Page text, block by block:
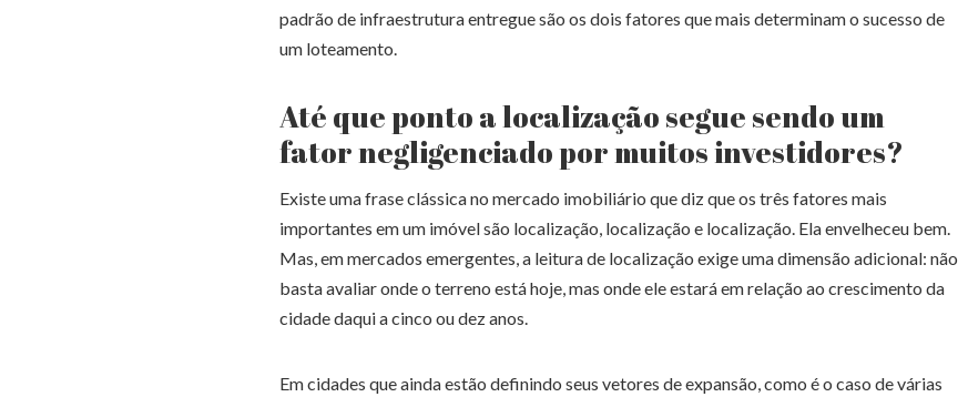
padrão de infraestrutura entregue são os dois fatores que mais determinam o sucesso de
um loteamento.
Até que ponto a localização segue sendo um
fator negligenciado por muitos investidores?
Existe uma frase clássica no mercado imobiliário que diz que os três fatores mais
importantes em um imóvel são localização, localização e localização. Ela envelheceu bem.
Mas, em mercados emergentes, a leitura de localização exige uma dimensão adicional: não
basta avaliar onde o terreno está hoje, mas onde ele estará em relação ao crescimento da
cidade daqui a cinco ou dez anos.
Em cidades que ainda estão definindo seus vetores de expansão, como é o caso de várias